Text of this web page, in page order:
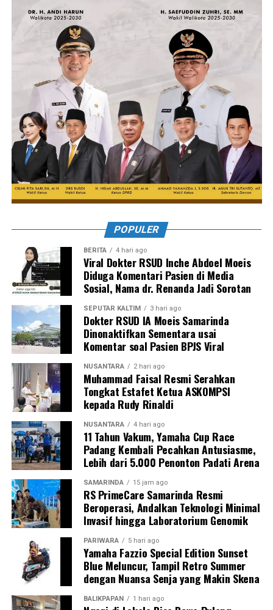
POPULER
BERITA 4 hari ago
Viral Dokter RSUD Inche Abdoel Moeis
Diduga Komentari Pasien di Media
Sosial, Nama dr. Renanda Jadi Sorotan
SEPUTAR KALTIM 3 hari ago
Dokter RSUD IA Moeis Samarinda
Dinonaktifkan Sementara usai
Komentar soal Pasien BPJS Viral
NUSANTARA 2 hari ago
Muhammad Faisal Resmi Serahkan
Tongkat Estafet Ketua ASKOMPSI
kepada Rudy Rinaldi
NUSANTARA 4 hari ago
11 Tahun Vakum, Yamaha Cup Race
Padang Kembali Pecahkan Antusiasme,
Lebih dari 5.000 Penonton Padati Arena
SAMARINDA 15 jam ago
RS PrimeCare Samarinda Resmi
Beroperasi, Andalkan Teknologi Minimal
Invasif hingga Laboratorium Genomik
PARIWARA 5 hari ago
Yamaha Fazzio Special Edition Sunset
Blue Meluncur, Tampil Retro Summer
dengan Nuansa Senja yang Makin Skena
BALIKPAPAN 1 hari ago